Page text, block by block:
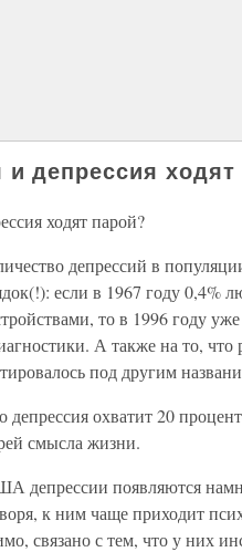
и депрессия ходят
ходят парой?
депрессий в
если в 1967 году 0,4%
то в 1996 году
А также на то, что
под другим
депрессия охватит 20
смысла жизни.
депрессии появляются
к ним чаще приходит
связано с тем, что у них